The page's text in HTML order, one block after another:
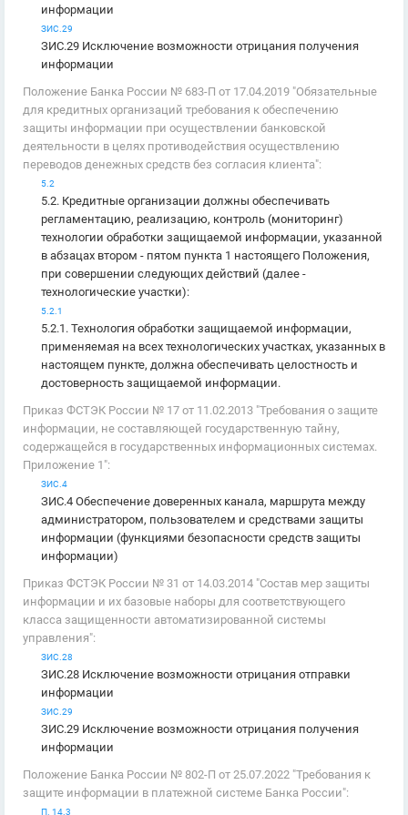
информации
ЗИС.29
ЗИС.29 Исключение возможности отрицания получения
информации
Положение Банка России № 683-П от 17.04.2019 "Обязательные
для кредитных организаций требования к обеспечению
защиты информации при осуществлении банковской
деятельности в целях противодействия осуществлению
переводов денежных средств без согласия клиента":
5.2
5.2. Кредитные организации должны обеспечивать
регламентацию, реализацию, контроль (мониторинг)
технологии обработки защищаемой информации, указанной
в абзацах втором - пятом пункта 1 настоящего Положения,
при совершении следующих действий (далее -
технологические участки):
5.2.1
5.2.1. Технология обработки защищаемой информации,
применяемая на всех технологических участках, указанных в
настоящем пункте, должна обеспечивать целостность и
достоверность защищаемой информации.
Приказ ФСТЭК России № 17 от 11.02.2013 "Требования о защите
информации, не составляющей государственную тайну,
содержащейся в государственных информационных системах.
Приложение 1":
ЗИС.4
ЗИС.4 Обеспечение доверенных канала, маршрута между
администратором, пользователем и средствами защиты
информации (функциями безопасности средств защиты
информации)
Приказ ФСТЭК России № 31 от 14.03.2014 "Состав мер защиты
информации и их базовые наборы для соответствующего
класса защищенности автоматизированной системы
управления":
ЗИС.28
ЗИС.28 Исключение возможности отрицания отправки
информации
ЗИС.29
ЗИС.29 Исключение возможности отрицания получения
информации
Положение Банка России № 802-П от 25.07.2022 "Требования к
защите информации в платежной системе Банка России":
П. 14.3